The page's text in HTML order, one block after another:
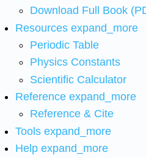
Download Full Book
Resources expand_more
Periodic Table
Physics Constants
Scientific Calculator
Reference expand_more
Reference & Cite
Tools expand_more
Help expand_more